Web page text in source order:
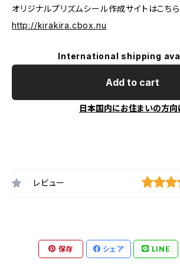
オリジナルプリズムシール作成サイトはこちら
http://kirakira.cbox.nu
International shipping
Add to cart
日本国内にお住まいの方向
レビュー
保存 シェア LINE